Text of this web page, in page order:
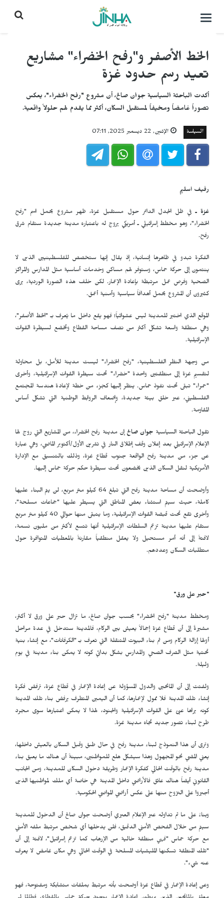
التحكم
الخط الأصفر و"رفح الخضراء" مشاريع
تعيد رسم حدود غزة
أكدت الباحثة السياسية جوان صالح، أن مشروع "رفح الخضراء"، يعكس
تصوراً غامضاً ومخيفاً لمستقبل السكان، أكثر مما يقدم لهم حلولاً واقعية.
السياسة الإثنين, 22 ديسمبر 2025, 07:11
رفيف اسليم
غزة ـ في ظل الجدل الدائر حول مستقبل غزة، ظهر مشروع يحمل اسم "رفح
الخضراء"، وهو مخطط إسرائيلي ـ أمريكي يروج له باعتباره مدينة جديدة ستقام شرق
رفح.
الفكرة تبدو في ظاهرها إنسانية، إذ يقال إنها ستخصص للفلسطينيين الذين لا
ينتمون إلى حركة حماس، وستوفر لهم مساكن وخدمات أساسية مثل المدارس والمراكز
الصحية وفرص عمل مرتبطة بإعادة الإعمار. لكن خلف هذه الصورة الوردية، يرى
كثيرون أن المشروع يحمل أهدافاً سياسية وأمنية أعمق.
الموقع الذي اختير للمدينة ليس عشوائياً؛ فهو يقع داخل ما يُعرف بـ "الخط الأصفر"،
وهي منطقة واسعة تشكل أكثر من نصف مساحة القطاع وتخضع لسيطرة القوات
الإسرائيلية.
من وجهة النظر الفلسطينية، "رفح الخضراء" ليست مدينة للأمل، بل محاولة
لتقسيم غزة إلى منطقتين واحدة "خضراء" تحت سيطرة القوات الإسرائيلية، وأخرى
"حمراء" تبقى تحت نفوذ حماس. ينظر إليها كجزء من خطة لإعادة هندسة المجتمع
الفلسطيني، عبر خلق بيئة جديدة، وإضعاف الروابط الوطنية التي تشكل أساس
المقاومة.
تقول الباحثة السياسية جوان صالح إن مدينة رفح الخضراء، من المشاريع التي روج لها
الإعلام الإسرائيلي بعد إعلان وقف إطلاق النار في تشرين الأول/أكتوبر الماضي، وهي عبارة
عن جزء من مدينة رفح الواقعة جنوب قطاع غزة، وذلك بالتنسيق مع الإدارة
الأمريكية لنقل السكان الذين يخضعون تحت سيطرة حكم حركة حماس إليها.
وأوضحت أن مساحة مدينة رفح التي تبلغ 64 كيلو متر مربع، لن يتم البناء عليها
كاملة، حيث سيتم استثناء بعض المناطق التي يسيطر عليها "جماعات مسلحة"،
وأخرى تقع تحت قبضة القوات الإسرائيلية، وما يتبقى منها حوالي 40 كيلو متر مربع
ستقام عليها مدينة تزعم السلطات الإسرائيلية أنها تتسع لأكثر من مليون نسمة،
لافتةً إلى أنه أمر مستحيل ولا يعقل منطقياً مقارنةً بالمعطيات المتوافرة حول
متطلبات السكان وعددهم.
"حبر على ورق"
ومخطط مدينة "رفح الخضراء" بحسب جوان صالح، ما تزال حبر على ورق لا أكثر،
مشيرةً إلى أن قطاع غزة إجمالاً يعيش بين الركام، فالمدينة ستدخل في عدة مراحل
أولها إزالة الركام ومن ثم بناء البيوت المتنقلة التي تعرف بـ "الكرفانات"، مع إنشاء بنية
تحتية مثل الصرف الصحي والمدارس بشكل بدائي كونه لا يمكن بناء مدينة في يوم
وليلة.
ولفتت إلى أن المانحين والدول المسؤولة عن إعادة الإعمار في قطاع غزة، ترفض فكرة
إنشاء تلك المدينة فلا ممول لإعمارها، كما أن اليمين المتطرف يرفض بناء تلك المدينة
كونه يراها عبئ على القوات الإسرائيلية والجنود، لهذا لا يمكن اعتبارها سوى مجرد
طرح لبناء تصور جديد تجاه مدينة غزة.
وترى أن هذا النموذج لبناء مدينة رفح في حال طبق وقبل السكان بالعيش داخلها،
يعني المضي نحو المجهول وهذا سيشكل هلع للمواطنين، مبينةً أن هناك ما يعيق بناء
مدينة رفح بالوقت الحالي كفكرة الإعمار وطريقة دخول السكان للمدينة، ومن الجانب
القانوني أيضاً هناك عائق فالأراضي داخل المدينة هي خاصة أي ملك لمواطنيها الذين
أجبروا على النزوح منها على عكس أراضي المواصي الحكومية.
وبناءً على ما تم تداوله عبر الإعلام العبري أوضحت جوان صالح أن الدخول للمدينة
سيتم من خلال الفحص الأمني الدقيق، فلن يدخلها أي شخص مرتبط ملفه الأمني
مع حركة حماس "فهي منطقة خالية من الإرهاب كما تزعم إسرائيل"، لافتة إلى أن
"تلك المنطقة تسكنها المليشيات المسلحة في الوقت الحالي وهي مكان غامض لا يعرف
عنه شيء".
وعن إعادة الإعمار في قطاع غزة أوضحت بأنه مرتبط بملفات متشابكة ومفتوحة، فهو